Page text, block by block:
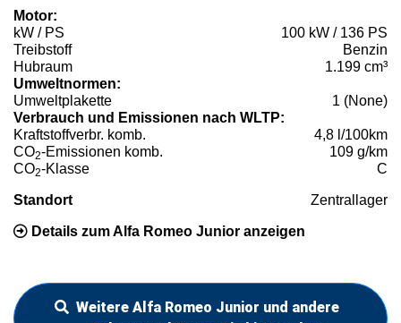
Motor:
kW / PS
100 kW / 136 PS
Treibstoff
Benzin
Hubraum
1.199 cm³
Umweltnormen:
Umweltplakette
1 (None)
Verbrauch und Emissionen nach WLTP:
Kraftstoffverbr. komb.
4,8 l/100km
CO2-Emissionen komb.
109 g/km
CO2-Klasse C
Standort Zentrallager
Details zum Alfa Romeo Junior anzeigen
Weitere Alfa Romeo Junior und andere